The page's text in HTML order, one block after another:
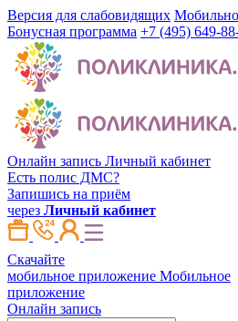
Версия для слабовидящих
Бонусная программа +7 (495) 649-
Онлайн запись Личный кабинет
Есть полис ДМС?
Запишись на приём
через Личный кабинет
Скачайте
мобильное приложение Мобильное
приложение
Онлайн запись